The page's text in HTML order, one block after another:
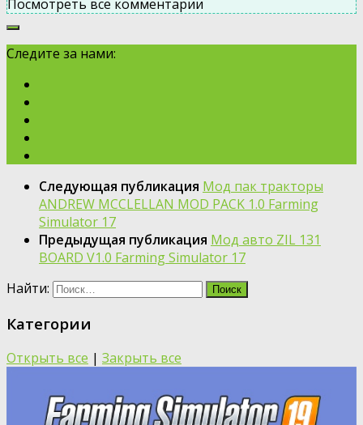
Посмотреть все комментарии
Следите за нами:
Следующая публикация Мод пак тракторы
ANDREW MCCLELLAN MOD PACK 1.0 Farming
Simulator 17
Предыдущая публикация Мод авто ZIL 131
BOARD V1.0 Farming Simulator 17
Найти:
Категории
Открыть все | Закрыть все